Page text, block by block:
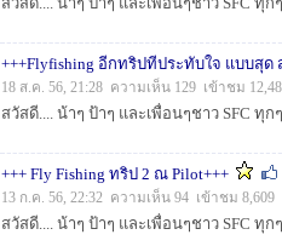
+++Flyfishing อีกทริปทีประทับใจ แบบสุด
18 ส.ค. 56, 21:28 ความเห็น 129 เข้าชม
+++ Fly Fishing ทริป 2 ณ Pilot+++
13 ก.ค. 56, 22:32 ความเห็น 94 เข้าชม 8,609